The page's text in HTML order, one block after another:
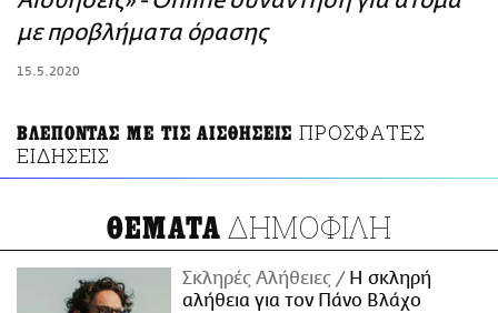
ΑΜΠΑ
με προβλήματα όρασης
15.5.2020
ΒΛΕΠΟΝΤΑΣ ΜΕ ΤΙΣ ΑΙΣΘΗΣΕΙΣ ΠΡΟΣΦΑΤΕΣ
ΕΙΔΗΣΕΙΣ
ΘΕΜΑΤΑ ΔΗΜΟΦΙΛΗ
Σκληρές Αλήθειες
H σκληρή
αλήθεια για τον Πάνο Βλάχο